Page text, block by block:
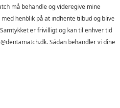
må behandle og videregive mine
henblik på at indhente tilbud og blive
er frivilligt og kan til enhver tid
Sådan behandler vi dine